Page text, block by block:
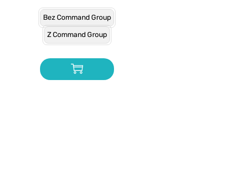
Bez Command Group
Z Command Group